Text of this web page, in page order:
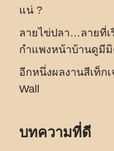
แน่ ?
ลายไข่ปลา…ลายที่เ
กำแพงหน้าบ้านดูมี
อีกหนึ่งผลงานสีเท็ก
Wall
บทความที่ดี